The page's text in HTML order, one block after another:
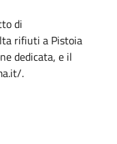
di
rifiuti a Pistoia
dedicata, e il
.